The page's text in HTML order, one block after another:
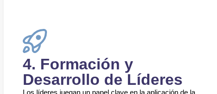
4. Formación y
Desarrollo de Líderes